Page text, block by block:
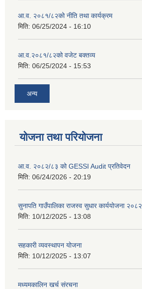
आ.व. २०८१/८२को नीति तथा कार्यक्रम
मिति: 06/25/2024 - 16:10
आ.व.२०८१/८२को वजेट बक्तव्य
मिति: 06/25/2024 - 15:53
अन्य
योजना तथा परियोजना
आ.व. २०८२/८३ को GESSI Audit प्रतिवेदन
मिति: 06/24/2026 - 20:19
सुनापति गाउँपालिका राजस्व सुधार कार्ययोजना २०८२
मिति: 10/12/2025 - 13:08
सहकारी व्यवस्थापन योजना
मिति: 10/12/2025 - 13:07
मध्यमकालिन खर्च संरचना